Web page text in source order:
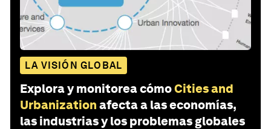
LA VISIÓN GLOBAL
Explora y monitorea cómoCities and
Urbanization afecta a las economías,
las industrias y los problemas globales